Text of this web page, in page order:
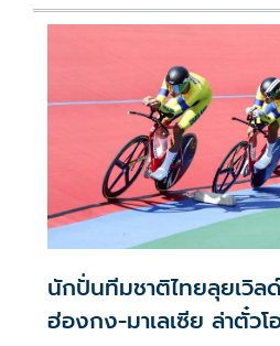
นักปั่นทีมชาติไทยลุยเวิ
ฮ่องกง-มาเลเซีย ล่าตั๋ว